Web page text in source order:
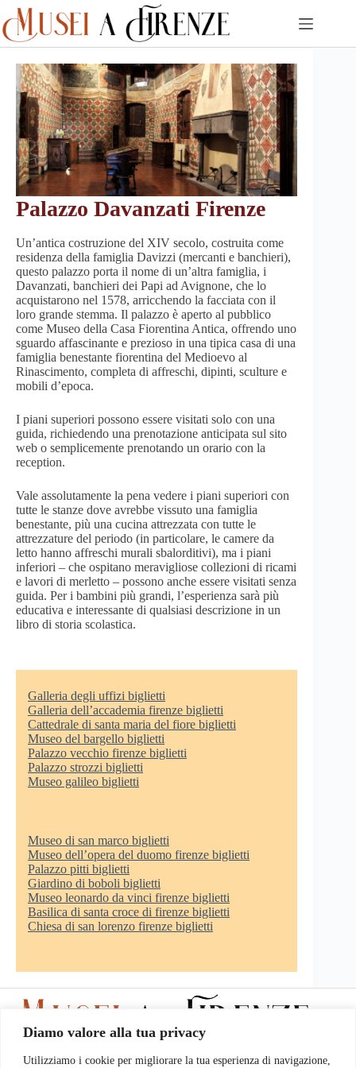
Diamo valore alla tua privacy
Utilizziamo i cookie per migliorare la tua esperienza di navigazione,
Skip
to
content
Palazzo Davanzati Firenze
Un’antica costruzione del XIV secolo, costruita come
residenza della famiglia Davizzi (mercanti e banchieri),
questo palazzo porta il nome di un’altra famiglia, i
Davanzati, banchieri dei Papi ad Avignone, che lo
acquistarono nel 1578, arricchendo la facciata con il
loro grande stemma. Il palazzo è aperto al pubblico
come Museo della Casa Fiorentina Antica, offrendo uno
sguardo affascinante e prezioso in una tipica casa di una
famiglia benestante fiorentina del Medioevo al
Rinascimento, completa di affreschi, dipinti, sculture e
mobili d’epoca.
I piani superiori possono essere visitati solo con una
guida, richiedendo una prenotazione anticipata sul sito
web o semplicemente prenotando un orario con la
reception.
Vale assolutamente la pena vedere i piani superiori con
tutte le stanze dove avrebbe vissuto una famiglia
benestante, più una cucina attrezzata con tutte le
attrezzature del periodo (in particolare, le camere da
letto hanno affreschi murali sbalorditivi), ma i piani
inferiori – che ospitano meravigliose collezioni di ricami
e lavori di merletto – possono anche essere visitati senza
guida. Per i bambini più grandi, l’esperienza sarà più
educativa e interessante di qualsiasi descrizione in un
libro di storia scolastica.
Galleria degli uffizi biglietti
Galleria dell’accademia firenze biglietti
Cattedrale di santa maria del fiore biglietti
Museo del bargello biglietti
Palazzo vecchio firenze biglietti
Palazzo strozzi biglietti
Museo galileo biglietti
Museo di san marco biglietti
Museo dell’opera del duomo firenze biglietti
Palazzo pitti biglietti
Giardino di boboli biglietti
Museo leonardo da vinci firenze biglietti
Basilica di santa croce di firenze biglietti
Chiesa di san lorenzo firenze biglietti